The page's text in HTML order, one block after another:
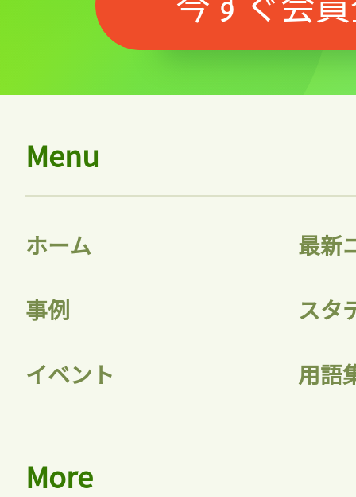
Menu
ホーム 最新
事例 スタ
イベント 用語
More